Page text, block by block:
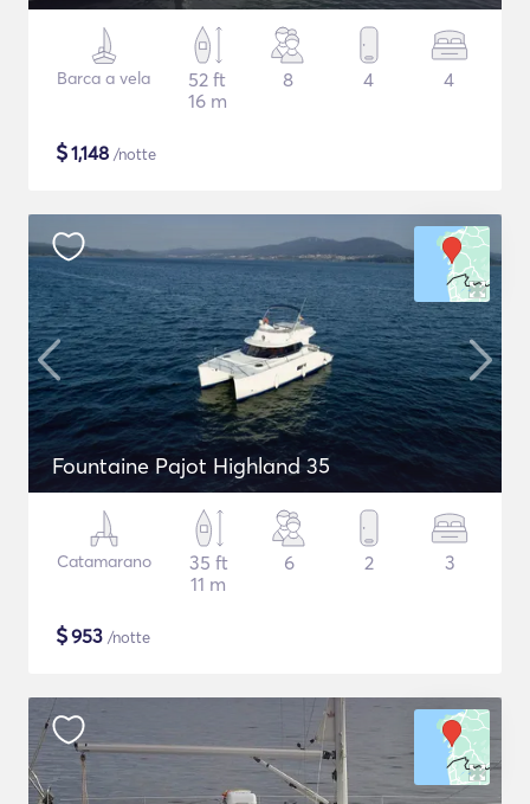
Barca a vela
52 ft
16 m
8 4 4
$1,148 /notte
Fountaine Pajot Highland 35
Catamarano
35 ft
11 m
6 2 3
$953 /notte